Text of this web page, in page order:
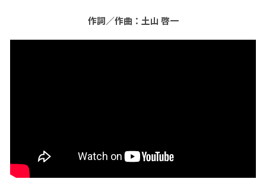
作詞／作曲：土山 啓一